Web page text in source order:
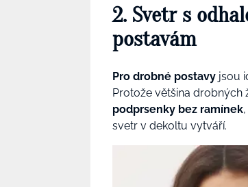
2. Svetr s
postavám
Pro drobné postavy jsou
Protože většina
podprsenky bez ramínek
svetr v dekoltu vytváří.